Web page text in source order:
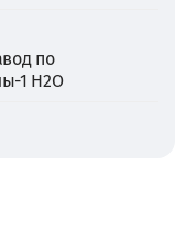
по
1 H2O